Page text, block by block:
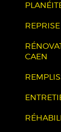
CAEN